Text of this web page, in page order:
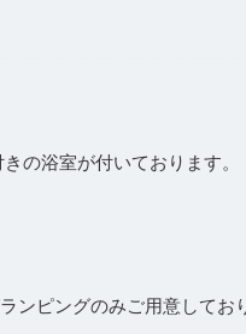
の浴室が付いております
ンピングのみご用意してお